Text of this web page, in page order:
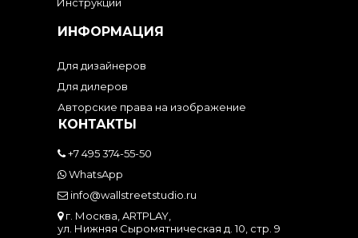
ИНФОРМАЦИЯ
Для дизайнеров
Для дилеров
Авторские права на изображение
КОНТАКТЫ
+7 495 374-55-50
WhatsApp
info@wallstreetstudio.ru
г. Москва, ARTPLAY,
ул. Нижняя Сыромятническая д. 10, стр. 9